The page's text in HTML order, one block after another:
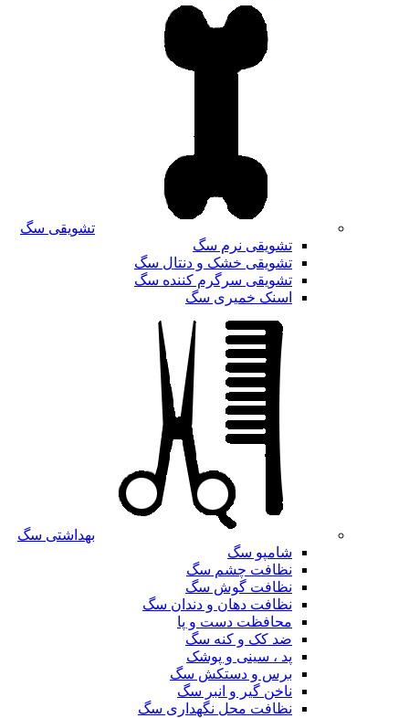
تشویقی سگ
تشویقی نرم سگ
تشویقی خشک و دنتال سگ
تشویقی سرگرم کننده سگ
اسنک خمیری سگ
بهداشتی سگ
شامپو سگ
نظافت چشم سگ
نظافت گوش سگ
نظافت دهان و دندان سگ
محافظت دست و پا
ضد کک و کنه سگ
پد ، سینی و پوشک
برس و دستکش سگ
ناخن گیر و انبر سگ
نظافت محل نگهداری سگ